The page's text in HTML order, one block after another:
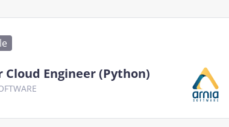
Cloud Engineer (Python)